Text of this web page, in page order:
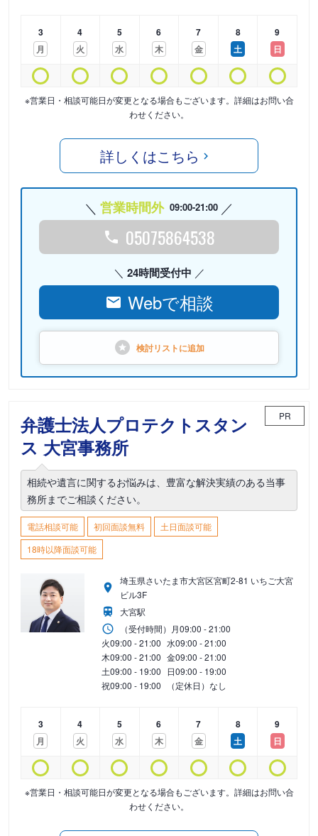
3
月
4
火
5
水
6
木
7
金
8
土
9
日
※営業日・相談可能日が変更となる場合もございます。詳細はお問い合
わせください。
詳しくはこちら
営業時間外 09:00-21:00
05075864538
24時間受付中
Webで相談
検討リストに追加
弁護士法人プロテクトスタン
ス 大宮事務所
PR
相続や遺言に関するお悩みは、豊富な解決実績のある当事
務所までご相談ください。
電話相談可能 初回面談無料
土日面談可能
18時以降面談可能
埼玉県さいたま市大宮区宮町2-81 いちご大宮
ビル3F
大宮駅
（受付時間） 月09:00 - 21:00
火09:00 - 21:00 水09:00 - 21:00
木09:00 - 21:00 金09:00 - 21:00
土09:00 - 19:00 日09:00 - 19:00
祝09:00 - 19:00 （定休日）なし
3
月
4
火
5
水
6
木
7
金
8
土
9
日
※営業日・相談可能日が変更となる場合もございます。詳細はお問い合
わせください。